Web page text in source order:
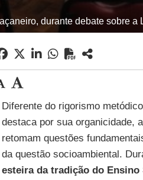
durante debate sobre
Diferente do rigorismo
destaca por sua organicidade,
retomam questões
da questão socioambiental.
esteira da tradição do Ensino